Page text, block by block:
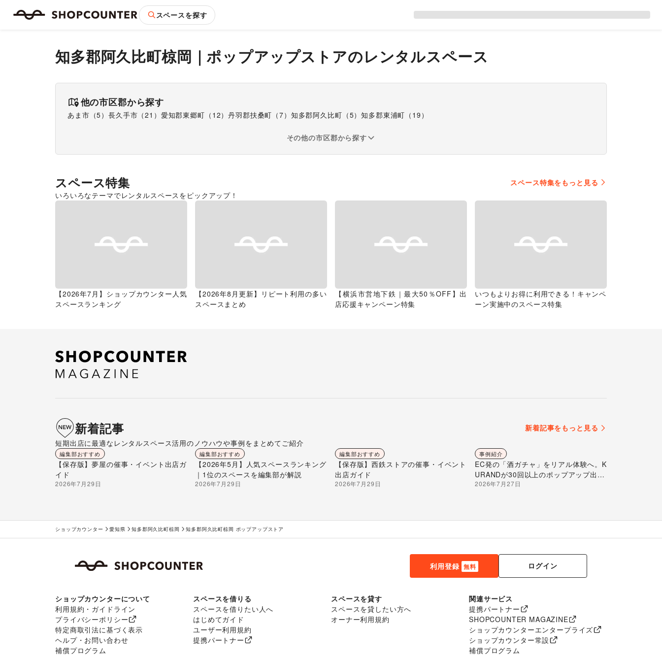
スペースを探す
知多郡阿久比町椋岡 ｜ポップアップストアのレンタルスペース
他の市区郡から探す
あま市 （5）長久手市 （21 ） 愛知郡東郷町 （ 12）丹羽郡扶桑町 （7） 知多郡阿久比町 （5）知多郡東浦町 （ 19 ）
その他の市区郡から探す
スペース特集
スペース特集をもっと見る
いろいろなテーマでレンタルスペースをピックアップ！
【2026年7月】ショップカウンター人気
スペースランキング
【2026年8月更新】リピート利用の多い
スペースまとめ
【横浜市営地下鉄｜最大50％OFF】出
店応援キャンペーン特集
いつもよりお得に利用できる！キャンペ
ーン実施中のスペース特集
新着記事
新着記事をもっと見る
短期出店に最適なレンタルスペース活用のノウハウや事例をまとめてご紹介
編集部おすすめ
【保存版】夢屋の催事・イベント出店ガ
イド
2026年7月29日
編集部おすすめ
【2026年5月】人気スペースランキング
｜1位のスペースを編集部が解説
2026年7月29日
編集部おすすめ
【保存版】西鉄ストアの催事・イベント
出店ガイド
2026年7月29日
事例紹介
EC発の「酒ガチャ」をリアル体験へ。K
URANDが30回以上のポップアップ出店
で届ける“新しいお酒との出会い”
2026年7月27日
ショップカウンター 愛知県 知多郡阿久比町椋岡 知多郡阿久比町椋岡 ポップアップストア
利用登録 無料 ログイン
ショップカウンターについて
利用規約・ガイドライン
プライバシーポリシー
特定商取引法に基づく表示
ヘルプ・お問い合わせ
補償プログラム
スペースを借りる
スペースを借りたい人へ
はじめてガイド
ユーザー利用規約
提携パートナー
スペースを貸す
スペースを貸したい方へ
オーナー利用規約
関連サービス
提携パートナー
SHOPCOUNTER MAGAZINE
ショップカウンターエンタープライズ
ショップカウンター常設
補償プログラム